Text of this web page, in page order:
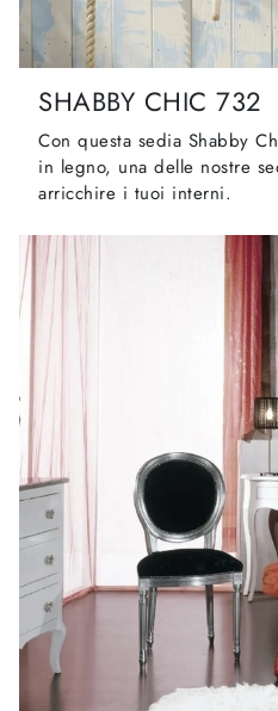
SHABBY CHIC 732
Con questa sedia Shabby
in legno, una delle nostre
arricchire i tuoi interni.